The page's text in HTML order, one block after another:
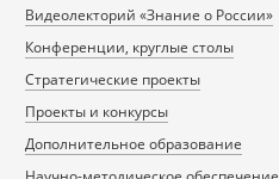
Видеолекторий «Знание о России»
Конференции, круглые столы
Стратегические проекты
Проекты и конкурсы
Дополнительное образование